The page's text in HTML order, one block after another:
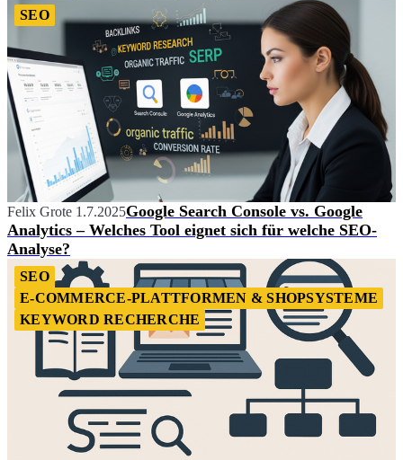
SEO
Felix Grote 1.7.2025Google Search Console vs. Google
Analytics – Welches Tool eignet sich für welche SEO-
Analyse?
SEO
E-COMMERCE-PLATTFORMEN & SHOPSYSTEME
KEYWORD RECHERCHE